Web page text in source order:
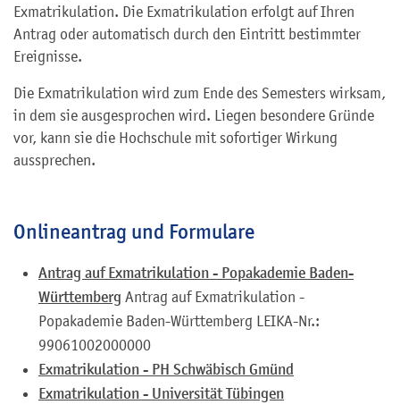
Exmatrikulation. Die Exmatrikulation erfolgt auf Ihren
Antrag oder automatisch durch den Eintritt bestimmter
Ereignisse.
Die Exmatrikulation wird zum Ende des Semesters wirksam,
in dem sie ausgesprochen wird. Liegen besondere Gründe
vor, kann sie die Hochschule mit sofortiger Wirkung
aussprechen.
Onlineantrag und Formulare
Antrag auf Exmatrikulation - Popakademie Baden-
Württemberg Antrag auf Exmatrikulation -
Popakademie Baden-Württemberg LEIKA-Nr.:
99061002000000
Exmatrikulation - PH Schwäbisch Gmünd
Exmatrikulation - Universität Tübingen